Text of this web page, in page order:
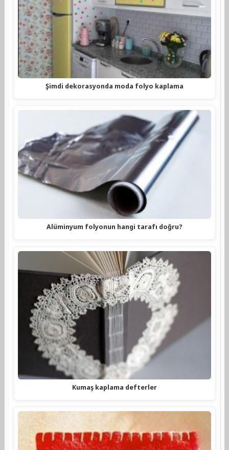
Şimdi dekorasyonda moda folyo kaplama
Alüminyum folyonun hangi tarafı doğru?
Kumaş kaplama defterler